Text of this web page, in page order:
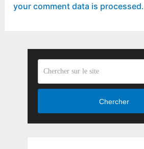
your comment data is processed.
Chercher